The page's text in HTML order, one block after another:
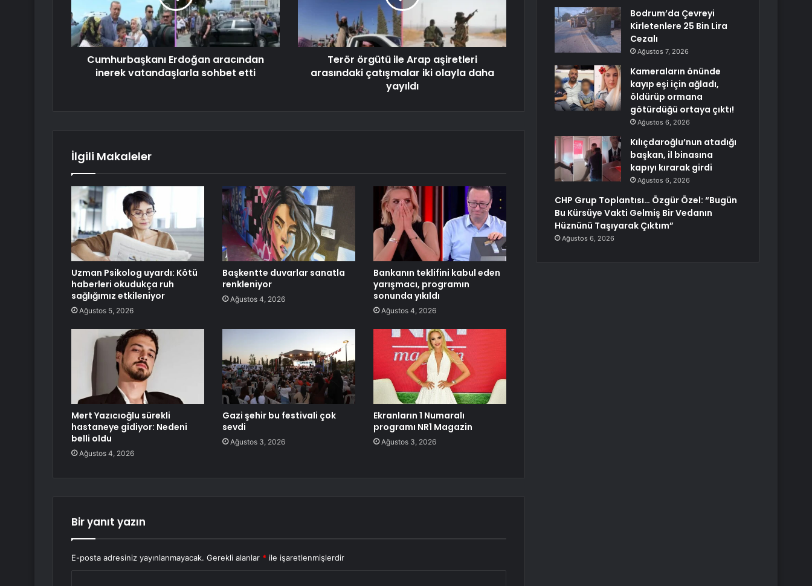
Cumhurbaşkanı Erdoğan aracından
inerek vatandaşlarla sohbet etti
Terör örgütü ile Arap aşiretleri
arasındaki çatışmalar iki olayla daha
yayıldı
İlgili Makaleler
Uzman Psikolog uyardı: Kötü
haberleri okudukça ruh
sağlığımız etkileniyor
Ağustos 5, 2026
Başkentte duvarlar sanatla
renkleniyor
Ağustos 4, 2026
Bankanın teklifini kabul eden
yarışmacı, programın
sonunda yıkıldı
Ağustos 4, 2026
Mert Yazıcıoğlu sürekli
hastaneye gidiyor: Nedeni
belli oldu
Ağustos 4, 2026
Gazi şehir bu festivali çok
sevdi
Ağustos 3, 2026
Ekranların 1 Numaralı
programı NR1 Magazin
Ağustos 3, 2026
Bir yanıt yazın
E-posta adresiniz yayınlanmayacak. Gerekli alanlar * ile işaretlenmişlerdir
Bodrum’da Çevreyi
Kirletenlere 25 Bin Lira
Cezalı
Ağustos 7, 2026
Kameraların önünde
kayıp eşi için ağladı,
öldürüp ormana
götürdüğü ortaya çıktı!
Ağustos 6, 2026
Kılıçdaroğlu’nun atadığı
başkan, il binasına
kapıyı kırarak girdi
Ağustos 6, 2026
CHP Grup Toplantısı… Özgür Özel: “Bugün
Bu Kürsüye Vakti Gelmiş Bir Vedanın
Hüznünü Taşıyarak Çıktım”
Ağustos 6, 2026